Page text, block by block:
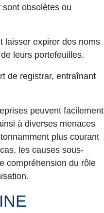
obsolètes ou
laisser expirer des noms
leurs portefeuilles.
de registrar, entraînant
peuvent facilement
à diverses menaces
plus courant
les causes sous-
compréhension du rôle